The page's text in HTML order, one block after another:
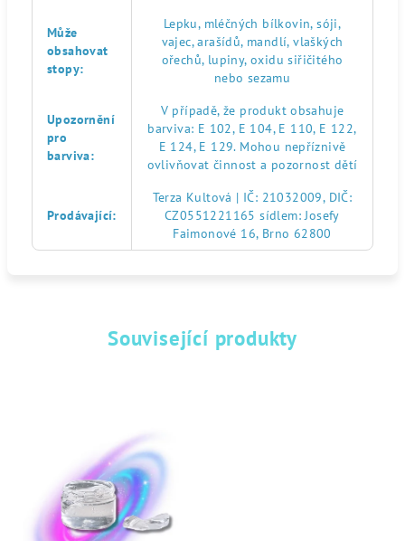
Může
obsahovat
stopy:
Lepku, mléčných bílkovin, sóji,
vajec, arašídů, mandlí, vlaškých
ořechů, lupiny, oxidu siřičitého
nebo sezamu
Upozornění
pro
barviva:
V případě, že produkt obsahuje
barviva: E 102, E 104, E 110, E 122,
E 124, E 129. Mohou nepříznivě
ovlivňovat činnost a pozornost dětí
Prodávající:
Terza Kultová | IČ: 21032009, DIČ:
CZ0551221165 sídlem: Josefy
Faimonové 16, Brno 62800
Související produkty